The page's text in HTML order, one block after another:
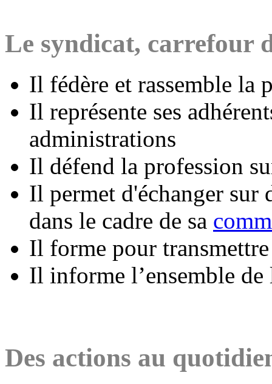
Le syndicat, carrefour
Il fédère et rassemble la
Il représente ses
administrations
Il défend la profession
Il permet d'échanger sur
dans le cadre de sa
Il forme pour
Il informe l’ensemble
Des actions au